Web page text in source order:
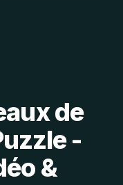
de
-
&